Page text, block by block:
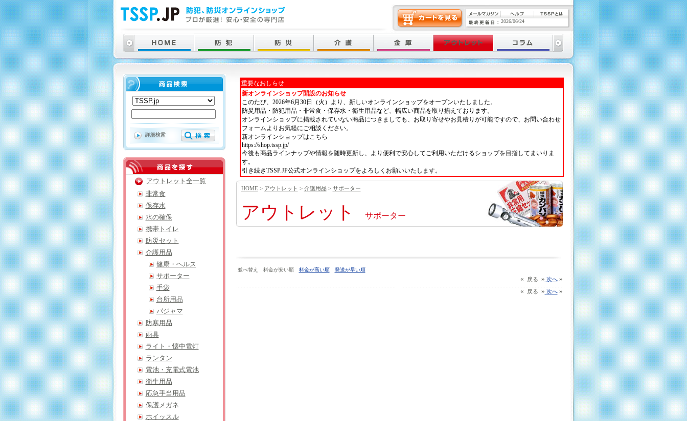
重要なおしらせ
新オンラインショップ開設のお知らせ
このたび、2026年6月30日（火）より、新しいオンラインショップをオープンいたしました。
防災用品・防犯用品・非常食・保存水・衛生用品など、幅広い商品を取り揃えております。
オンラインショップに掲載されていない商品につきましても、お取り寄せやお見積りが可能ですので、お問い合わせ
フォームよりお気軽にご相談ください。
新オンラインショップはこちら
https://shop.tssp.jp/
今後も商品ラインナップや情報を随時更新し、より便利で安心してご利用いただけるショップを目指してまいりま
す。
引き続きTSSP.JP公式オンラインショップをよろしくお願いいたします。
HOME > アウトレット > 介護用品> サポーター
アウトレット サポーター
並べ替え 料金が安い順 料金が高い順 発送が早い順
« 戻る » 次へ»
«
戻る » 次へ»
詳細検索
アウトレット全一覧
非常食
保存水
水の確保
携帯トイレ
防災セット
介護用品
健康・ヘルス
サポーター
手袋
台所用品
パジャマ
防寒用品
雨具
ライト・懐中電灯
ランタン
電池・充電式電池
衛生用品
応急手当用品
保護メガネ
ホイッスル
2026/06/24